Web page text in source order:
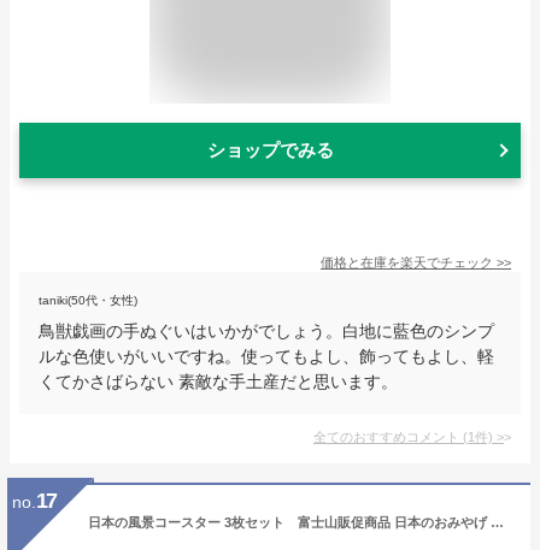
ショップでみる
価格と在庫を楽天でチェック >>
taniki(50代・女性)
鳥獣戯画の手ぬぐいはいかがでしょう。白地に藍色のシンプ
ルな色使いがいいですね。使ってもよし、飾ってもよし、軽
くてかさばらない 素敵な手土産だと思います。
全てのおすすめコメント (1件) >
no. 17
日本の風景コースター 3枚セット 富士山販促商品 日本のおみやげ 日本のお土産ホームステイのおみやげ 日本土産 インテリア メール便 送料無料